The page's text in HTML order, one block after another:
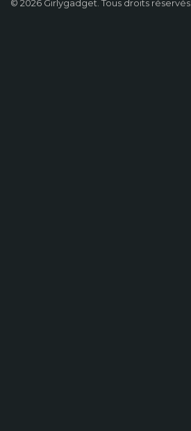
© 2026 Girlygadget. Tous droits réservés.